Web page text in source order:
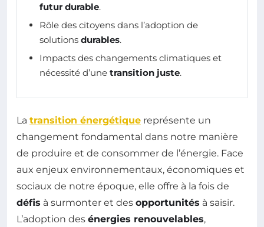
futur durable.
Rôle des citoyens dans l’adoption de
solutions durables.
Impacts des changements climatiques et
nécessité d’une transition juste.
La transition énergétique représente un
changement fondamental dans notre manière
de produire et de consommer de l’énergie. Face
aux enjeux environnementaux, économiques et
sociaux de notre époque, elle offre à la fois de
défis à surmonter et des opportunités à saisir.
L’adoption des énergies renouvelables,